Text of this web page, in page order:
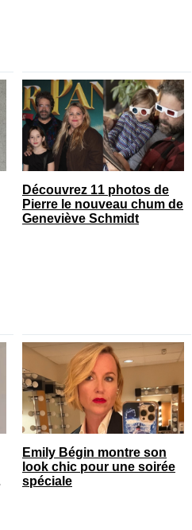
Découvrez 11 photos de
Pierre le nouveau chum de
Geneviève Schmidt
Emily Bégin montre son
look chic pour une soirée
spéciale